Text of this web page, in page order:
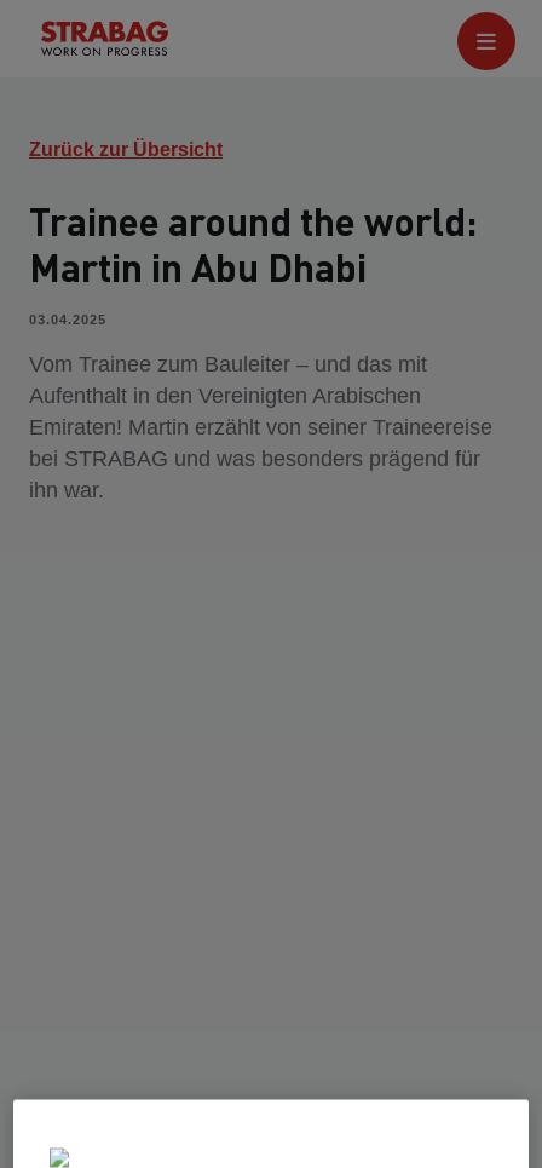
Zurück zur Übersicht
Trainee around the world:
Martin in Abu Dhabi
03.04.2025
Vom Trainee zum Bauleiter – und das mit
Aufenthalt in den Vereinigten Arabischen
Emiraten! Martin erzählt von seiner Traineereise
bei STRABAG und was besonders prägend für
ihn war.